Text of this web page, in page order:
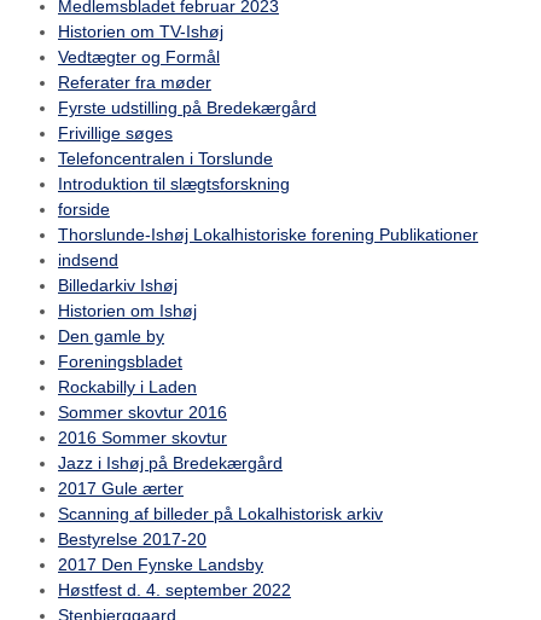
Medlemsbladet februar 2023
Historien om TV-Ishøj
Vedtægter og Formål
Referater fra møder
Fyrste udstilling på Bredekærgård
Frivillige søges
Telefoncentralen i Torslunde
Introduktion til slægtsforskning
forside
Thorslunde-Ishøj Lokalhistoriske forening Publikationer
indsend
Billedarkiv Ishøj
Historien om Ishøj
Den gamle by
Foreningsbladet
Rockabilly i Laden
Sommer skovtur 2016
2016 Sommer skovtur
Jazz i Ishøj på Bredekærgård
2017 Gule ærter
Scanning af billeder på Lokalhistorisk arkiv
Bestyrelse 2017-20
2017 Den Fynske Landsby
Høstfest d. 4. september 2022
Stenbjerggaard